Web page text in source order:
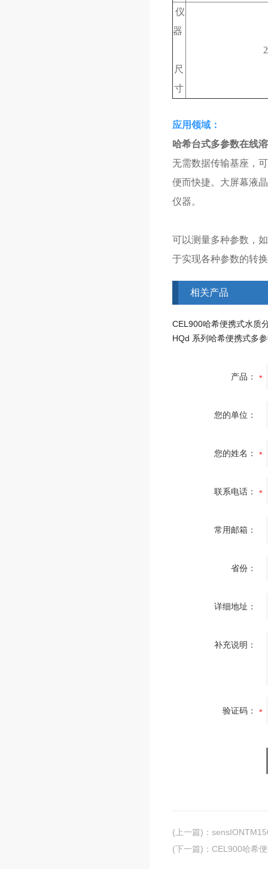
仪
器
尺
寸
应用领域：
哈希台式多参数在线
无需数据传输基座，
便而快捷。大屏幕液
仪器。
可以测量多种参数，
于实现各种参数的转
相关产品
产品：
您的单位：
您的姓名：
联系电话：
常用邮箱：
省份：
详细地址：
补充说明：
验证码：
(上一篇) ：
(下一篇) ： CEL900哈希